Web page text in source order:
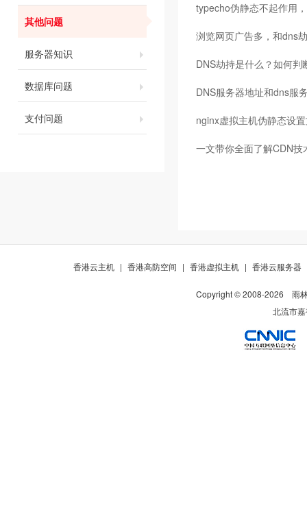
其他问题
服务器知识
数据库问题
支付问题
typecho伪静态不起作用
浏览网页广告多，和dns
DNS劫持是什么？如何判
DNS服务器地址和dns服
nginx虚拟主机伪静态设
一文带你全面了解CDN技
香港云主机 | 香港高防空间 | 香港虚拟主机 | 香港云服务器
Copyright © 2008-2026
雨
北流市